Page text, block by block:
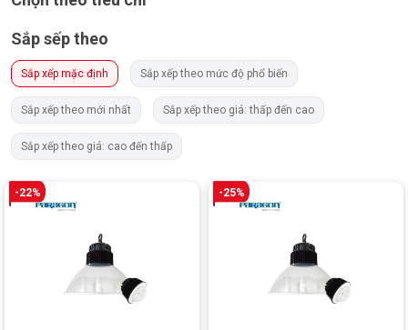
Sắp sếp theo
Sắp xếp mặc định Sắp xếp theo mức độ phổ biến
Sắp xếp theo mới nhất Sắp xếp theo giá: thấp đến cao
Sắp xếp theo giá: cao đến thấp
-22% -25%